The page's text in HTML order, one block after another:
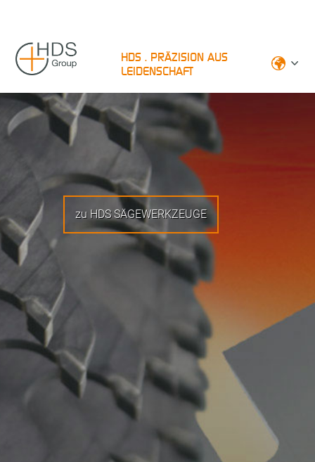
HDS . PRÄZISION AUS
LEIDENSCHAFT
zu HDS SÄGEWERKZEUGE